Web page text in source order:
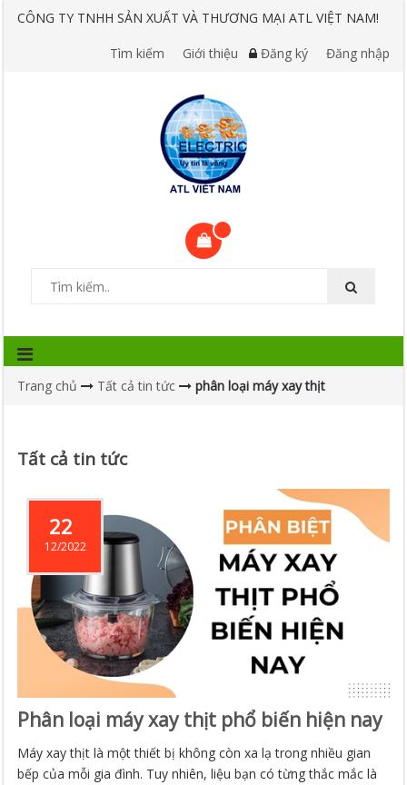
CÔNG TY TNHH SẢN XUẤT VÀ THƯƠNG MẠI ATL VIỆT NAM!
Tìm kiếm Giới thiệu Đăng ký Đăng nhập
Trang chủ Tất cả tin tức phân loại máy xay thịt
Tất cả tin tức
22
12/2022
Phân loại máy xay thịt phổ biến hiện nay
Máy xay thịt là một thiết bị không còn xa lạ trong nhiều gian
bếp của mỗi gia đình. Tuy nhiên, liệu bạn có từng thắc mắc là